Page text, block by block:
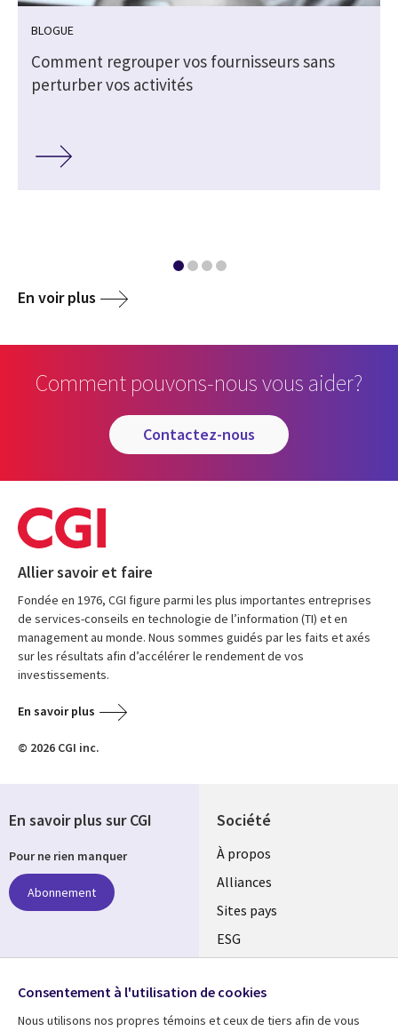
BLOGUE
Comment regrouper vos fournisseurs sans
perturber vos activités
En voir plus
Comment pouvons-nous vous aider?
contactez-nous
Allier savoir et faire
Fondée en 1976, CGI figure parmi les plus importantes entreprises
de services-conseils en technologie de l’information (TI) et en
management au monde. Nous sommes guidés par les faits et axés
sur les résultats afin d’accélérer le rendement de vos
investissements.
En savoir plus
© 2026 CGI inc.
Société
À propos
Alliances
Sites pays
ESG
Fusions
Salle de presse
En savoir plus sur CGI
Pour ne rien manquer
Abonnement
Suivez-nous
Social
Consentement à l'utilisation de cookies
Nous utilisons nos propres témoins et ceux de tiers afin de vous